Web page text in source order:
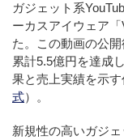
ガジェット系
ーカスアイウェア
た。この動画の公
累計5.5億円を達成
果と売上実績を示
式）。
新規性の高いガジ